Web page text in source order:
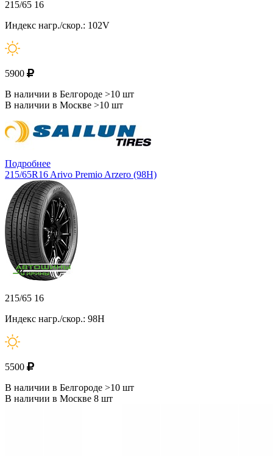
215/65 16
Индекс нагр./скор.: 102V
5900
В наличии в Белгороде >10 шт
В наличии в Москве >10 шт
Подробнее
215/65R16 Arivo Premio Arzero (98H)
215/65 16
Индекс нагр./скор.: 98H
5500
В наличии в Белгороде >10 шт
В наличии в Москве 8 шт